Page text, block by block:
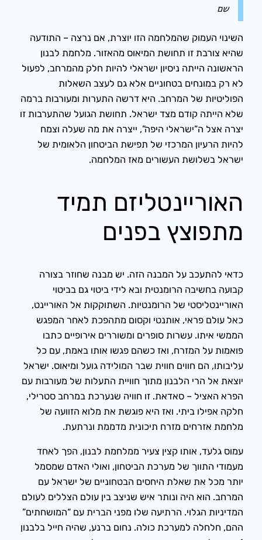
שם
השינוי העמוק שהמלחמה הזו יוצרת, אם נרצה – התודעה
שהיא צורבת זו תחושת המיאוס מהאזור. מלחמת לבנון
הראשונה הייתה ניסיון ישראלי להיות חלק מהמרחב, לפעול
לא רק במונחים בטחוניים אלא גם לעצב השאלות
הפוליטיות של המרחב. היא דרשה התערות ומעורבות ברמה
שלא הייתה קודם מצד ישראל. תחושת הגועל שהתערבות זו
יצרה אצל ה”ישראלי היפה”, ייצרה את מה שעלה וצמח
להיות הרעיון המרכזי של תפישת הביטחון הלאומית של
ישראל בשלושת העשורים מאז המלחמה.
האוריינטליזם תמיד
מתפוצץ בפנים
כדאי להתעכב על המבנה הזה. יש מבנה שחוזר בצורה
קבועה בחשיבה הרומנטית ובא לידי ביטוי גם בביטוי
האוריינטליסטי של הרומנטיות. השתוקקות אל האוריינט,
כאל עולם פראי, אותנטי וקסום מתהפכת לאחר המפגש
הממשי איתו. עשרות סופרים ומשוררים אירופיים כתבו
פואמות על המזרח, ואז כשהם פגשו אותו באמת, עם כל
עליבותו, הם חווים חווית שבר המולידה גועל ומיאוס. ישראל
יוצאת אל הרי הלבנון מתוך חוויית התעלות של מעורבות עם
הפרא האציל – סאדאת. זו חוויה שנערכת במרחב סטרילי,
חלקה אפילו ביתי. ואז היא פוגשת את מלוא הזוועה של
מלחמת אזרחים מזרח תיכונית מדממת ונרתעת.
עמוס גלעד, אותו קצין צעיר ממלחמת לבנון, הפך לאחד
מעמודי התווך של מערכת הביטחון, ואולי האדם שמסמל
יותר מכל את שאלת היחסים הבטחוניים של ישראל עם
המרחב. הוא היה ונותר איש שניצב בין עולם הצללים לעולם
המדיניות הגלוי. הרתיעה שלו מפני הברית עם “המושחתים”
ההם, חלחלה למערכת כולה. נחום ברנע, שהיה חייל בלבנון